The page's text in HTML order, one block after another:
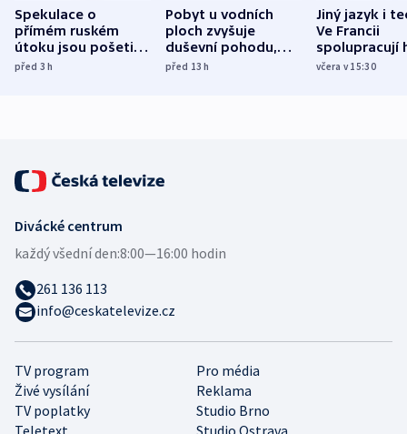
Spekulace o
přímém ruském
útoku jsou pošetilé,
míní estonský
před 3h
Pobyt u vodních
ploch zvyšuje
duševní pohodu,
ukázala
před 13h
Jiný jazyk i
Ve Francii
spolupracují
různých zemí
včera v 15:30
TV program
Pro média
Živé vysílání
Reklama
TV poplatky
Studio Brno
Divácké centrum
každý všední den:8:00—16:00 hodin
261 136 113
info@ceskatelevize.cz